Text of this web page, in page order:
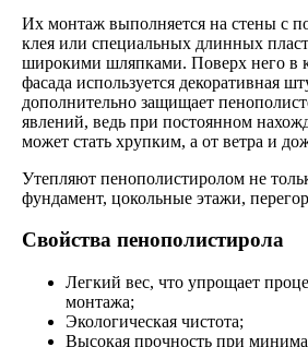
Их монтаж выполняется на стены с
клея или специальных длинных
широкими шляпками. Поверх него в
фасада используется декоративная
дополнительно защищает
явлений, ведь при постоянном
может стать хрупким, а от ветра и
Утепляют пенополистиролом не
фундамент, цокольные этажи,
Свойства пенополистирола
Легкий вес, что упрощает
монтажа;
Экологическая чистота;
Высокая прочность при